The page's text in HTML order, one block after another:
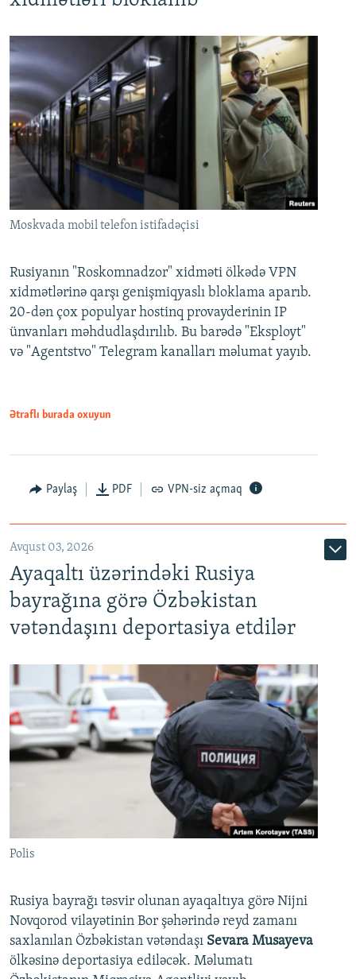
Moskvada mobil telefon istifadəçisi
Rusiyanın "Roskomnadzor" xidməti ölkədə VPN
xidmətlərinə qarşı genişmiqyaslı bloklama aparıb.
20-dən çox populyar hostinq provayderinin IP
ünvanları məhdudlaşdırılıb. Bu barədə "Eksployt"
və "Agentstvo" Telegram kanalları məlumat yayıb.
Ətraflı burada oxuyun
Paylaş PDF VPN-siz açmaq
Avqust 03, 2026
Ayaqaltı üzərindəki Rusiya
bayrağına görə Özbəkistan
vətəndaşını deportasiya etdilər
Polis
Rusiya bayrağı təsvir olunan ayaqaltıya görə Nijni
Novqorod vilayətinin Bor şəhərində reyd zamanı
saxlanılan Özbəkistan vətəndaşı Sevara Musayeva
ölkəsinə deportasiya ediləcək. Məlumatı